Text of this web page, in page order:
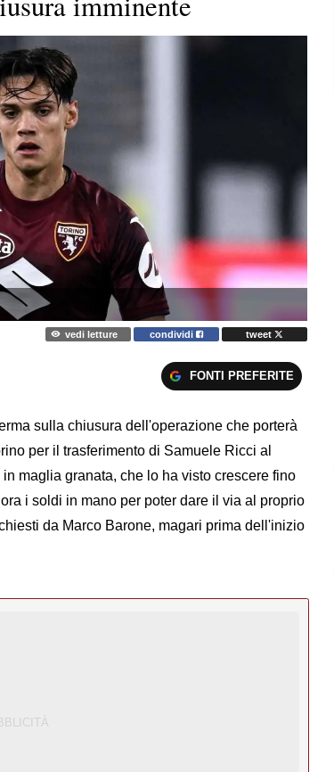
vedi letture condividi tweet
FONTI PREFERITE
sulla chiusura dell'operazione che porterà
per il trasferimento di Samuele Ricci al
maglia granata, che lo ha visto crescere fino
i soldi in mano per poter dare il via al proprio
da Marco Barone, magari prima dell'inizio